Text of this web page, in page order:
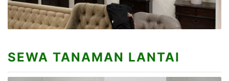
SEWA TANAMAN LANTAI